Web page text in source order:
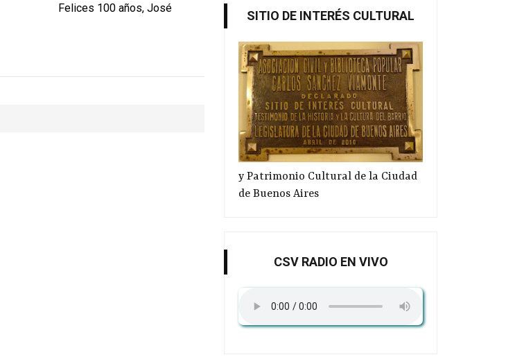
Felices 100 años, José Se estrena "Continuará"
SITIO DE INTERÉS CULTURAL
y Patrimonio Cultural de la Ciudad
de Buenos Aires
CSV RADIO EN VIVO